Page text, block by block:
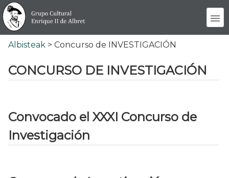
Albisteak > Concurso de INVESTIGACIÓN
CONCURSO DE INVESTIGACIÓN
Convocado el XXXI Concurso de
Investigación